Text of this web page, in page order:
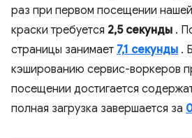
раз при первом посещении
краски требуется 2,5 секунды .
страницы занимает 7,1 секунды .
кэшированию сервис-воркеров
посещении достигается
полная загрузка завершается за